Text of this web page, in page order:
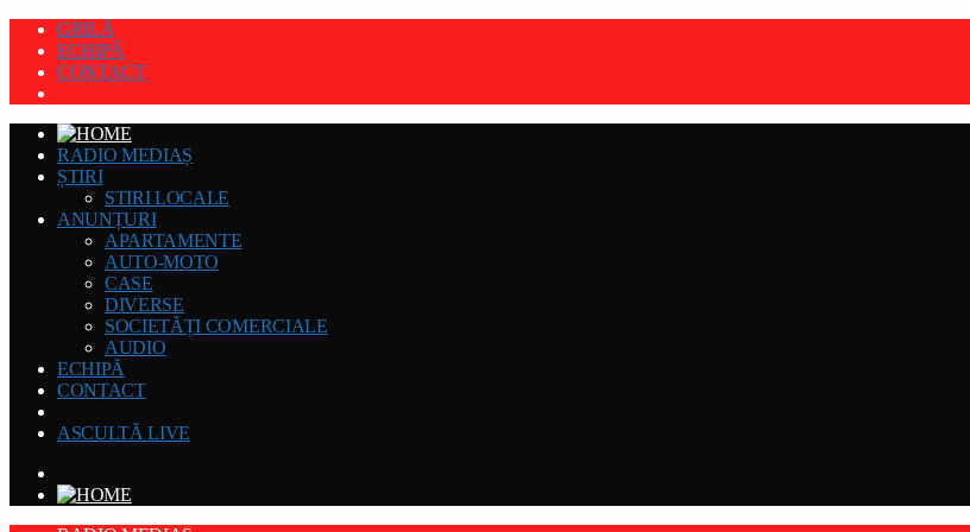
GRILĂ
ECHIPĂ
CONTACT
RADIO MEDIAȘ
ȘTIRI
STIRI LOCALE
ANUNȚURI
APARTAMENTE
AUTO-MOTO
CASE
DIVERSE
SOCIETĂȚI COMERCIALE
AUDIO
ECHIPĂ
CONTACT
ASCULTĂ LIVE